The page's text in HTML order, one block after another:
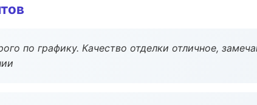
по графику. Качество отделки отличное,